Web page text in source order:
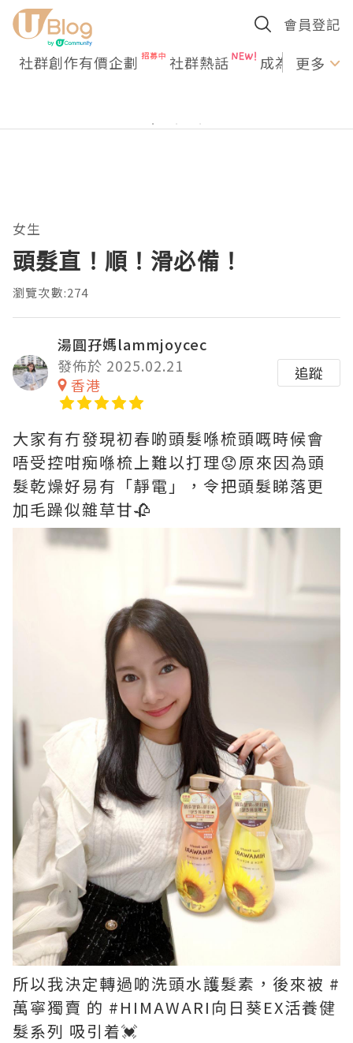
會員登記
社群創作有價企劃 社群熱話 成為U更多
女生
頭髮直！順！滑必備！
瀏覽次數:274
湯圓孖媽lammjoycec
發佈於 2025.02.21
香港
追蹤
大家有冇發現初春啲頭髮喺梳頭嘅時候會
唔受控咁痴喺梳上難以打理😟原來因為頭
髮乾燥好易有「靜電」，令把頭髮睇落更
加毛躁似雜草甘🥀
所以我決定轉過啲洗頭水護髮素，後來被 #
萬寧獨賣 的 #HIMAWARI向日葵EX活養健
髮系列 吸引着💓